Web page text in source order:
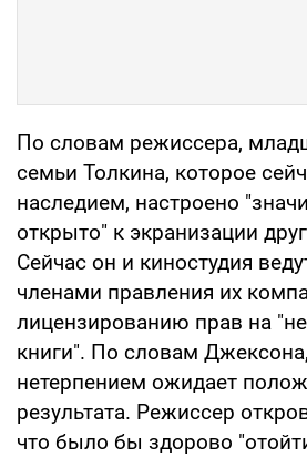
По словам режиссера,
семьи Толкина, которое
наследием, настроено
открыто" к экранизации
Сейчас он и киностудия
членами правления их
лицензированию прав на
книги". По словам
нетерпением ожидает
результата. Режиссер
что было бы здорово